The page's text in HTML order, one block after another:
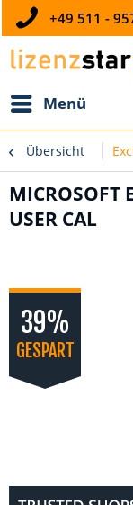
+49 511 -
Menü
Übersicht
MICROSOFT
USER CAL
39%
GESPART